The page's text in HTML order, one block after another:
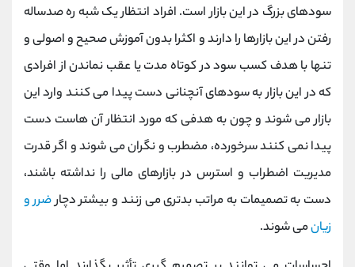
سودهای بزرگ در این بازار است. افراد انتظار یک شبه ره صدساله
رفتن در این بازارها را دارند و اکثرا بدون آموزش صحیح و اصولی و
تنها با هدف کسب سود در کوتاه مدت یا عقب نماندن از افرادی
که در این بازار به سودهای آنچنانی دست پیدا می کنند وارد این
بازار می شوند و چون به هدفی که مورد انتظار آن هاست دست
پیدا نمی کنند سرخورده، مضطرب و نگران می شوند و اگر قدرت
مدیریت اضطراب و استرس در بازارهای مالی را نداشته باشند،
دست به تصمیمات به مراتب بدتری می زنند و بیشتر دچارضرر و
زیانمی شوند.